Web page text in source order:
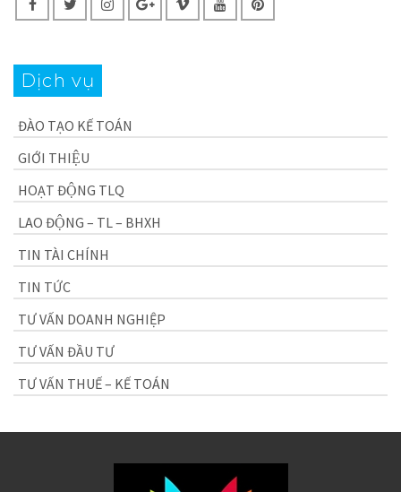
Dịch vụ
ĐÀO TẠO KẾ TOÁN
GIỚI THIỆU
HOẠT ĐỘNG TLQ
LAO ĐỘNG – TL – BHXH
TIN TÀI CHÍNH
TIN TỨC
TƯ VẤN DOANH NGHIỆP
TƯ VẤN ĐẦU TƯ
TƯ VẤN THUẾ – KẾ TOÁN